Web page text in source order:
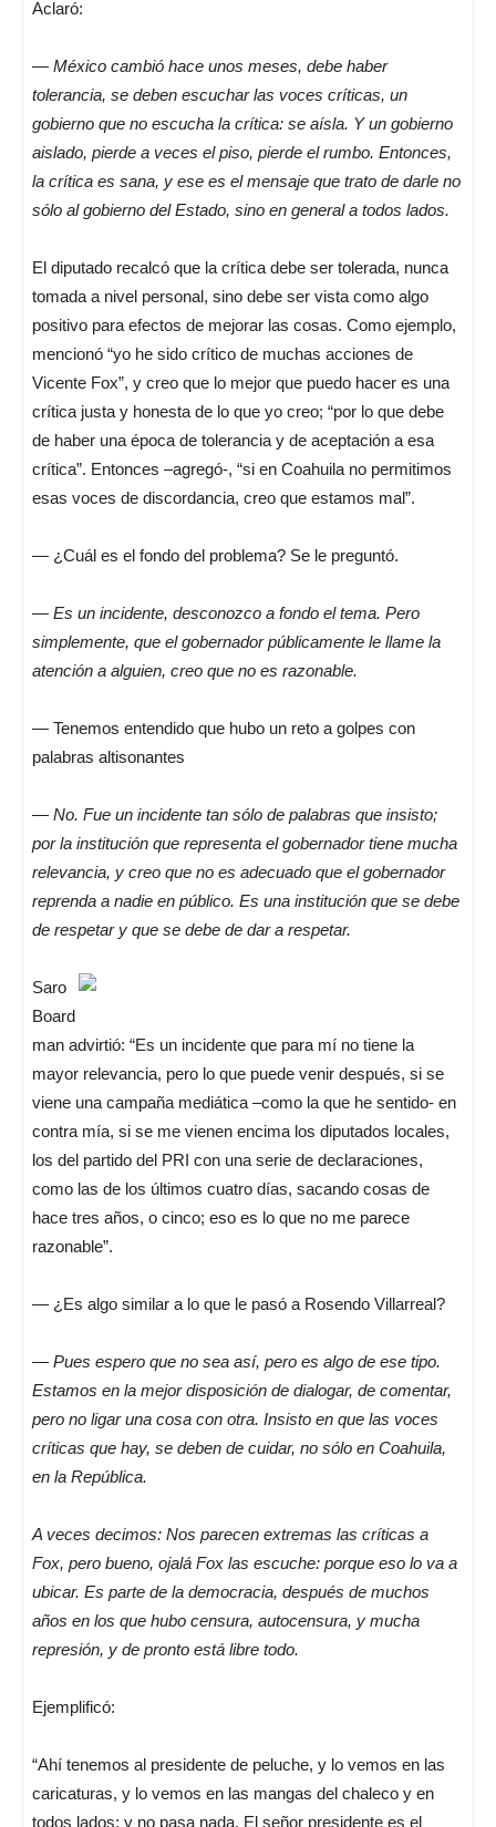
Aclaró:
— México cambió hace unos meses, debe haber
tolerancia, se deben escuchar las voces críticas, un
gobierno que no escucha la crítica: se aísla. Y un gobierno
aislado, pierde a veces el piso, pierde el rumbo. Entonces,
la crítica es sana, y ese es el mensaje que trato de darle no
sólo al gobierno del Estado, sino en general a todos lados.
El diputado recalcó que la crítica debe ser tolerada, nunca
tomada a nivel personal, sino debe ser vista como algo
positivo para efectos de mejorar las cosas. Como ejemplo,
mencionó “yo he sido crítico de muchas acciones de
Vicente Fox”, y creo que lo mejor que puedo hacer es una
crítica justa y honesta de lo que yo creo; “por lo que debe
de haber una época de tolerancia y de aceptación a esa
crítica”. Entonces –agregó-, “si en Coahuila no permitimos
esas voces de discordancia, creo que estamos mal”.
— ¿Cuál es el fondo del problema? Se le preguntó.
— Es un incidente, desconozco a fondo el tema. Pero
simplemente, que el gobernador públicamente le llame la
atención a alguien, creo que no es razonable.
— Tenemos entendido que hubo un reto a golpes con
palabras altisonantes
— No. Fue un incidente tan sólo de palabras que insisto;
por la institución que representa el gobernador tiene mucha
relevancia, y creo que no es adecuado que el gobernador
reprenda a nadie en público. Es una institución que se debe
de respetar y que se debe de dar a respetar.
Saro
Board
man advirtió: “Es un incidente que para mí no tiene la
mayor relevancia, pero lo que puede venir después, si se
viene una campaña mediática –como la que he sentido- en
contra mía, si se me vienen encima los diputados locales,
los del partido del PRI con una serie de declaraciones,
como las de los últimos cuatro días, sacando cosas de
hace tres años, o cinco; eso es lo que no me parece
razonable”.
— ¿Es algo similar a lo que le pasó a Rosendo Villarreal?
— Pues espero que no sea así, pero es algo de ese tipo.
Estamos en la mejor disposición de dialogar, de comentar,
pero no ligar una cosa con otra. Insisto en que las voces
críticas que hay, se deben de cuidar, no sólo en Coahuila,
en la República.
A veces decimos: Nos parecen extremas las críticas a
Fox, pero bueno, ojalá Fox las escuche: porque eso lo va a
ubicar. Es parte de la democracia, después de muchos
años en los que hubo censura, autocensura, y mucha
represión, y de pronto está libre todo.
Ejemplificó:
“Ahí tenemos al presidente de peluche, y lo vemos en las
caricaturas, y lo vemos en las mangas del chaleco y en
todos lados: y no pasa nada. El señor presidente es el